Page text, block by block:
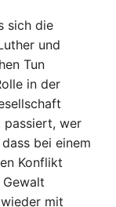
sich die
und
Tun
in der
passiert, wer
bei einem
Konflikt
mit